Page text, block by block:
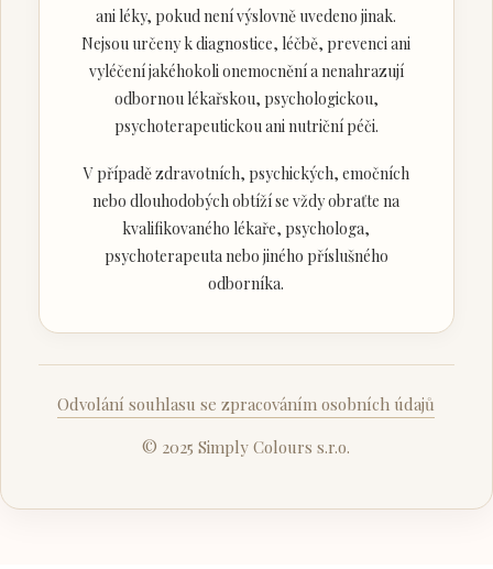
ani léky, pokud není výslovně uvedeno jinak.
Nejsou určeny k diagnostice, léčbě, prevenci ani
vyléčení jakéhokoli onemocnění a nenahrazují
odbornou lékařskou, psychologickou,
psychoterapeutickou ani nutriční péči.
V případě zdravotních, psychických, emočních
nebo dlouhodobých obtíží se vždy obraťte na
kvalifikovaného lékaře, psychologa,
psychoterapeuta nebo jiného příslušného
odborníka.
Odvolání souhlasu se zpracováním osobních údajů
© 2025 Simply Colours s.r.o.